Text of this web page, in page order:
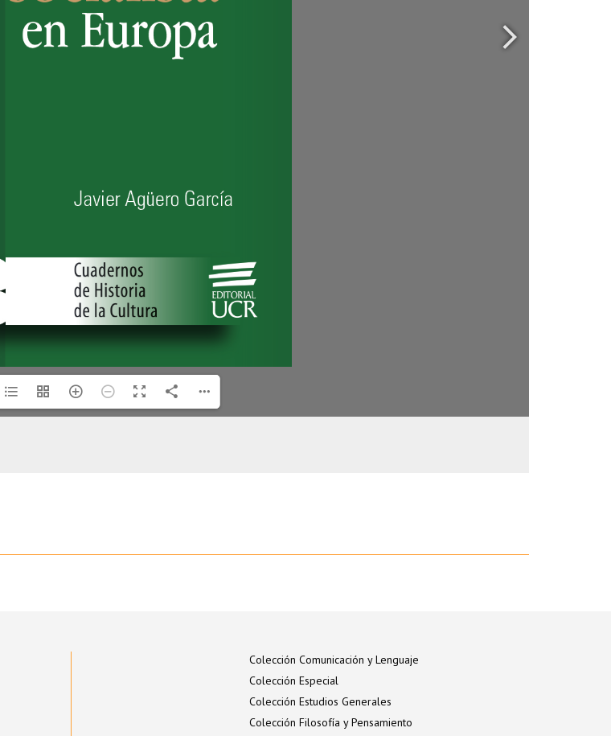
Colección Comunicación y Lenguaje
Colección Especial
Colección Estudios Generales
Colección Filosofía y Pensamiento